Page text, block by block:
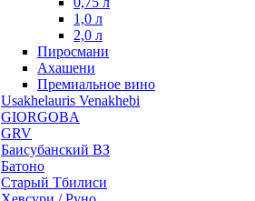
1,0 л
2,0 л
Пиросмани
Ахашени
Премиальное вино
Usakhelauris Venakhebi
GIORGOBA
GRV
Баисубанский ВЗ
Батоно
Старый Тбилиси